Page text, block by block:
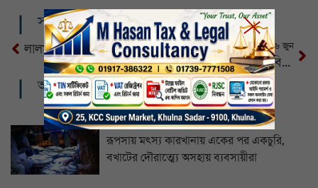
সম্পর্কিত খবর
লালমনিরহাট বিমানবন্দর চালু সিদ্ধান্তে ভারতের উদ্বেগ সৌদিতে ঈদুল আজহা ৬ জুন
গত ৬ মাসে কত বিদেশি বিনিয়োগ এসেছে, হিসাব দিলো বিডা
আরও খবর
রূপসায় মৎস্য কারখানায় একের পর একচুরি,
বখাটের দৌরাত্ম্যে অসহায় ব্যবসায়ীরা